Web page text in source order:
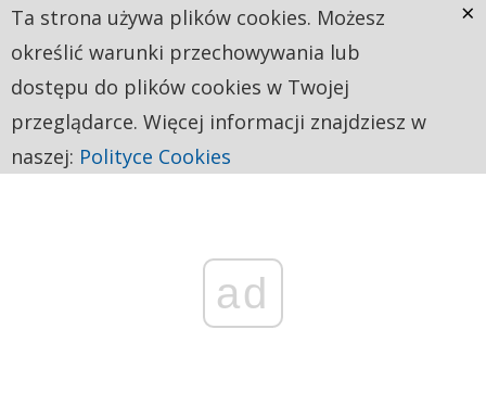
ad
Ta strona używa plików cookies. Możesz
określić warunki przechowywania lub
dostępu do plików cookies w Twojej
przeglądarce. Więcej informacji znajdziesz w
naszej: Polityce Cookies
×